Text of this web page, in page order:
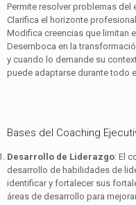
Permite resolver problemas
Clarifica el horizonte
Modifica creencias que limitan
Desemboca en la
y cuando lo demande su
puede adaptarse durante todo
Bases del Coaching
Desarrollo de Liderazgo: El
desarrollo de habilidades de
identificar y fortalecer sus
áreas de desarrollo para